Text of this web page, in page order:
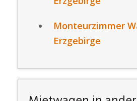
Monteurzimmer
Erzgebirge